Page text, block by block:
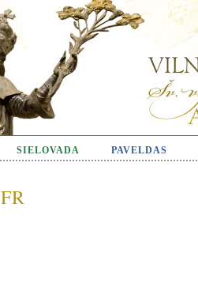
SIELOVADA PAVELDAS
FR